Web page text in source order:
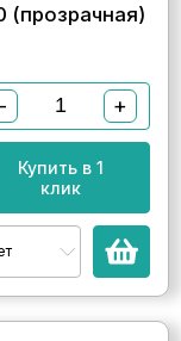
(прозрачная)
+
Купить в 1
клик